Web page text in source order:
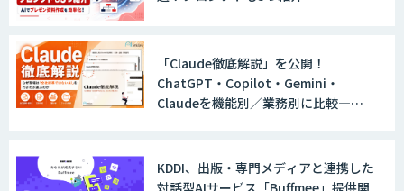
ト
「Claude徹底解説」を公開！
ChatGPT・Copilot・Gemini・
Claudeを機能別／業務別に比較―自
KDDI、出版・専門メディアと連携した
対話型AIサービス「Buffmee」提供開